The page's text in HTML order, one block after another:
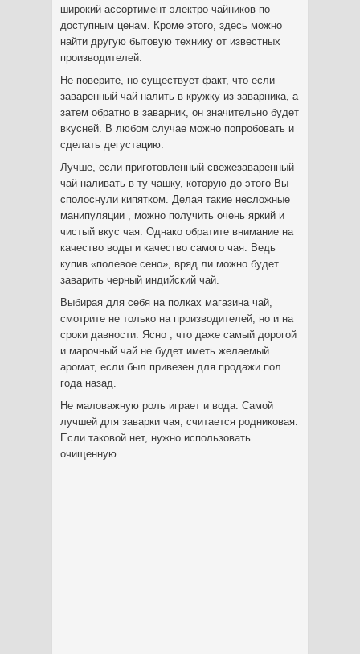
широкий ассортимент электро чайников по
доступным ценам. Кроме этого, здесь можно
найти другую бытовую технику от известных
производителей.
Не поверите, но существует факт, что если
заваренный чай налить в кружку из заварника, а
затем обратно в заварник, он значительно будет
вкусней. В любом случае можно попробовать и
сделать дегустацию.
Лучше, если приготовленный свежезаваренный
чай наливать в ту чашку, которую до этого Вы
сполоснули кипятком. Делая такие несложные
манипуляции , можно получить очень яркий и
чистый вкус чая. Однако обратите внимание на
качество воды и качество самого чая. Ведь
купив «полевое сено», вряд ли можно будет
заварить черный индийский чай.
Выбирая для себя на полках магазина чай,
смотрите не только на производителей, но и на
сроки давности. Ясно , что даже самый дорогой
и марочный чай не будет иметь желаемый
аромат, если был привезен для продажи пол
года назад.
Не маловажную роль играет и вода. Самой
лучшей для заварки чая, считается родниковая.
Если таковой нет, нужно использовать
очищенную.